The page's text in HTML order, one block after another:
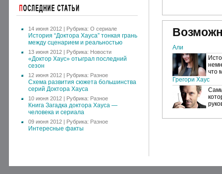
14 июня 2012 | Рубрика: О сериале
История “Доктора Хауса” тонкая грань
между сценарием и реальностью
13 июня 2012 | Рубрика: Новости
«Доктор Хаус» отыграл последний
сезон
12 июня 2012 | Рубрика: Разное
Схема развития сюжета большинства
серий Доктора Хауса
10 июня 2012 | Рубрика: Разное
Книга Загадка доктора Хауса —
человека и сериала
09 июня 2012 | Рубрика: Разное
Интересные факты
Али
что
Грегори Хаус